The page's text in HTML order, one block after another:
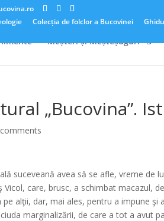
Colecția de folclor a Bucovinei
Meșteri și Meșteșuguri
„Bucovina”.
suceveană avea să se afle, vreme de
care, brusc, a schimbat macazul,
alţii, dar, mai ales, pentru a impune
marginalizării, de care a tot a avut